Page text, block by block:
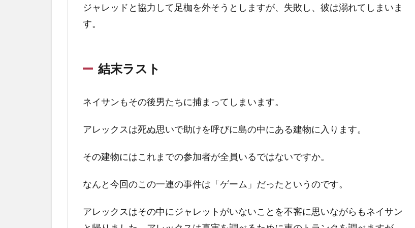
ジャレッドと協力して足枷を外そうとしますが、失敗し、彼は溺れてしまいま
す。
結末ラスト
ネイサンもその後男たちに捕まってしまいます。
アレックスは死ぬ思いで助けを呼びに島の中にある建物に入ります。
その建物にはこれまでの参加者が全員いるではないですか。
なんと今回のこの一連の事件は「ゲーム」だったというのです。
アレックスはその中にジャレットがいないことを不審に思いながらもネイサン